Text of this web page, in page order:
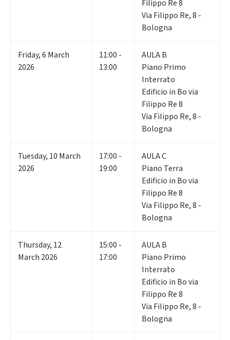
Filippo Re 8
Via Filippo Re, 8 -
Bologna
Friday,6 March
2026
11:00 -
13:00
AULA B
Piano Primo
Interrato
Edificio in Bo via
Filippo Re 8
Via Filippo Re, 8 -
Bologna
Tuesday, 10 March
2026
17:00 -
19:00
AULA C
Piano Terra
Edificio in Bo via
Filippo Re 8
Via Filippo Re, 8 -
Bologna
Thursday, 12
March 2026
15:00 -
17:00
AULA B
Piano Primo
Interrato
Edificio in Bo via
Filippo Re 8
Via Filippo Re, 8 -
Bologna